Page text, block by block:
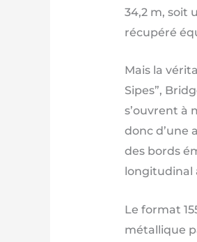
34,2 m, soit
récupéré
Mais la
Sipes”,
s’ouvrent à
donc d’une
des bords
longitudinal
Le format
métallique